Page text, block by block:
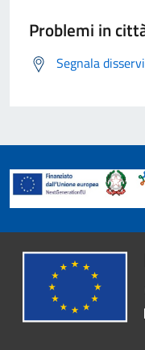
Problemi in
Segnala